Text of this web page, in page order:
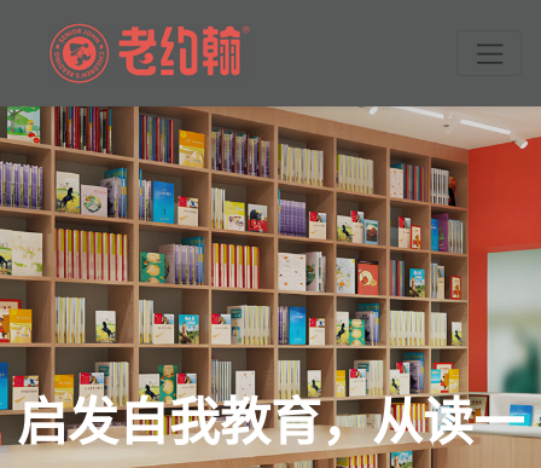
启发自我教育，从读一